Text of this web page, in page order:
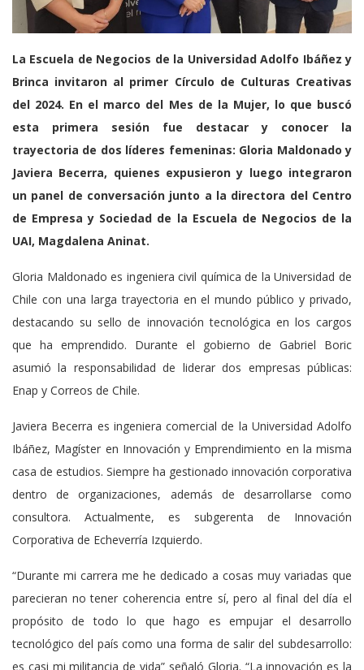
La Escuela de Negocios de la Universidad Adolfo Ibáñez y
Brinca invitaron al primer Círculo de Culturas Creativas
del 2024. En el marco del Mes de la Mujer, lo que buscó
esta primera sesión fue destacar y conocer la
trayectoria de dos líderes femeninas: Gloria Maldonado y
Javiera Becerra, quienes expusieron y luego integraron
un panel de conversación junto a la directora del Centro
de Empresa y Sociedad de la Escuela de Negocios de la
UAI, Magdalena Aninat.
Gloria Maldonado es ingeniera civil química de la Universidad de
Chile con una larga trayectoria en el mundo público y privado,
destacando su sello de innovación tecnológica en los cargos
que ha emprendido. Durante el gobierno de Gabriel Boric
asumió la responsabilidad de liderar dos empresas públicas:
Enap y Correos de Chile.
Javiera Becerra es ingeniera comercial de la Universidad Adolfo
Ibáñez, Magíster en Innovación y Emprendimiento en la misma
casa de estudios. Siempre ha gestionado innovación corporativa
dentro de organizaciones, además de desarrollarse como
consultora. Actualmente, es subgerenta de Innovación
Corporativa de Echeverría Izquierdo.
“Durante mi carrera me he dedicado a cosas muy variadas que
parecieran no tener coherencia entre sí, pero al final del día el
propósito de todo lo que hago es empujar el desarrollo
tecnológico del país como una forma de salir del subdesarrollo:
es casi mi militancia de vida” señaló Gloria. “La innovación es la